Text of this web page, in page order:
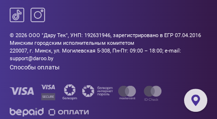
© 2026 ООО "Дару Тек", УНП: 192631946, зарегистрировано в ЕГР 07.04.2016
Минским городским исполнительным комитетом
220007, г. Минск, ул. Могилевская 5-308, Пн-Пт: 09:00 – 18:00; e-mail:
support@daroo.by
Способы оплаты